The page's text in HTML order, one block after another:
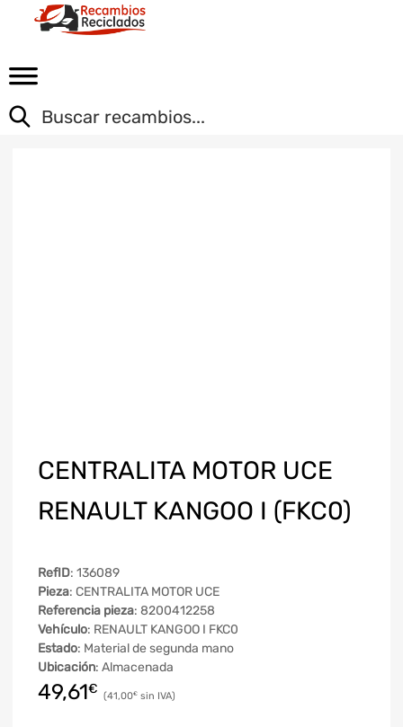
CENTRALITA MOTOR UCE
RENAULT KANGOO I (FKC0)
RefID: 136089
Pieza: CENTRALITA MOTOR UCE
Referencia pieza: 8200412258
Vehículo: RENAULT KANGOO I FKC0
Estado: Material de segunda mano
Ubicación: Almacenada
49,61€ 41,00€